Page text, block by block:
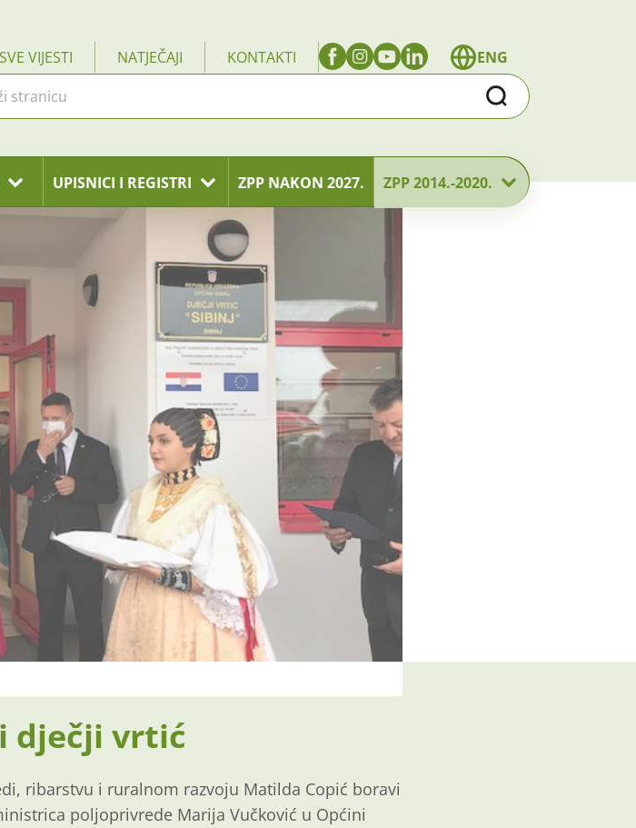
SVE VIJESTI NATJEČAJI KONTAKTI
ENG
Traži
UPISNICI I REGISTRI ZPP NAKON 2027. ZPP 2014.-2020.
dječji vrtić
ribarstvu i ruralnom razvoju Matilda Copić boravi
poljoprivrede Marija Vučković u Općini